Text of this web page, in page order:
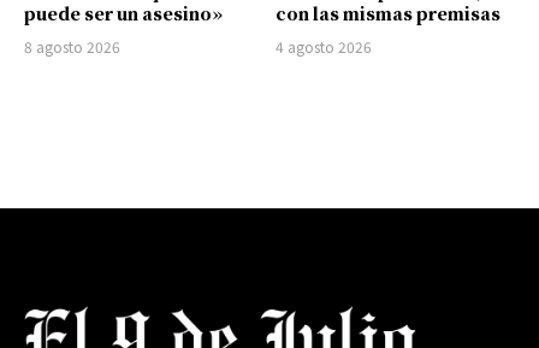
puede ser un asesino»
8 agosto 2026
con las mismas premisas
4 agosto 2026